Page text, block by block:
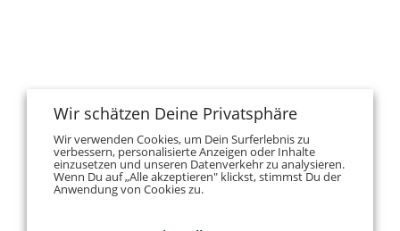
Wir schätzen Deine Privatsphäre
Wir verwenden Cookies, um Dein Surferlebnis zu
verbessern, personalisierte Anzeigen oder Inhalte
einzusetzen und unseren Datenverkehr zu analysieren.
Wenn Du auf „Alle akzeptieren" klickst, stimmst Du der
Anwendung von Cookies zu.